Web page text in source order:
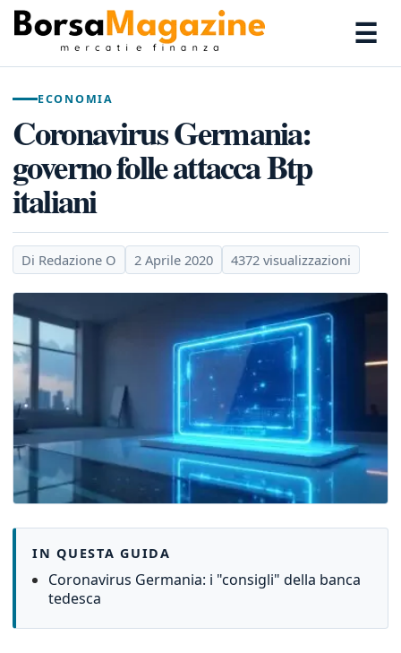
☰
ECONOMIA
Coronavirus Germania:
governo folle attacca Btp
italiani
Di Redazione O 2 Aprile 2020 4372 visualizzazioni
IN QUESTA GUIDA
Coronavirus Germania: i "consigli" della banca
tedesca